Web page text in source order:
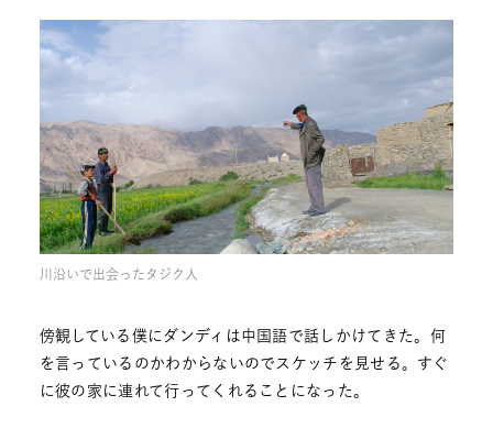
川沿いで出会ったタジク人
傍観している僕にダンディは中国語で話しかけてきた。何
を言っているのかわからないのでスケッチを見せる。すぐ
に彼の家に連れて行ってくれることになった。